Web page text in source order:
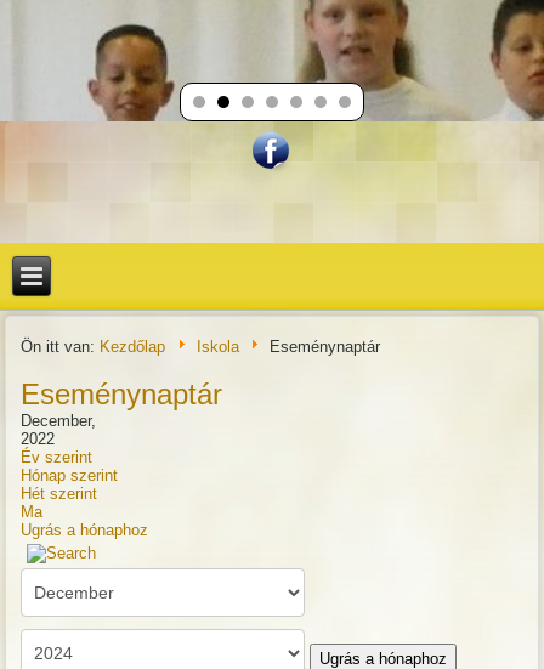
Ön itt van: Kezdőlap Iskola Eseménynaptár
Eseménynaptár
December,
2022
Év szerint
Hónap szerint
Hét szerint
Ma
Ugrás a hónaphoz
Ugrás a hónaphoz